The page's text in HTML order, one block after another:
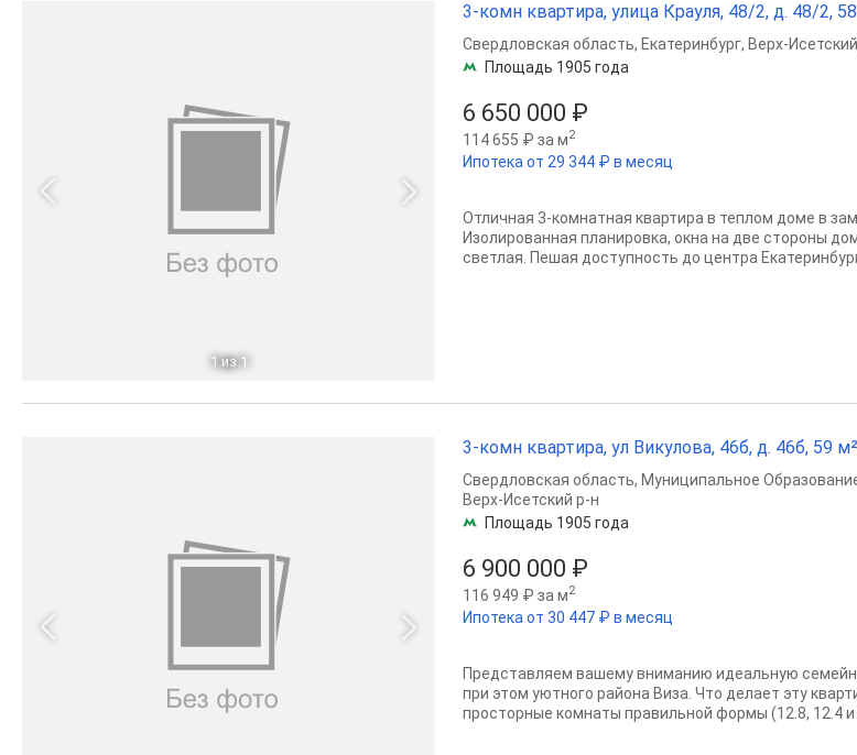
1 из 1
3-комн квартира, улица Крауля, 48/2, д. 48/2,
6 650 000 ₽
114 655 ₽ за м2
Ипотека от 29 344 ₽ в месяц
Свердловская область, Екатеринбург, Верх-
Площадь 1905 года
Отличная 3-комнатная квартира в теплом доме в
Изолированная планировка, окна на две стороны
светлая. Пешая доступность до центра
3-комн квартира, ул Викулова, 46б, д. 46б, 59
6 900 000 ₽
116 949 ₽ за м2
Ипотека от 30 447 ₽ в месяц
Свердловская область, Муниципальное
Верх-Исетский р-н
Площадь 1905 года
Представляем вашему вниманию идеальную
при этом уютного района Виза. Что делает эту
просторные комнаты правильной формы (12.8, 12.4 и